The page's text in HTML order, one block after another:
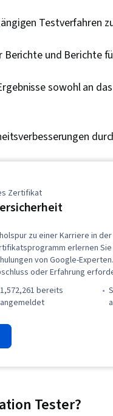
Testverfahren
Berichte und Berichte
sowohl an
Zertifikat
zu einer Karriere in der
erlernen
von Google-
oder Erfahrung
1,572,261 bereits
angemeldet
stufe
Tester?